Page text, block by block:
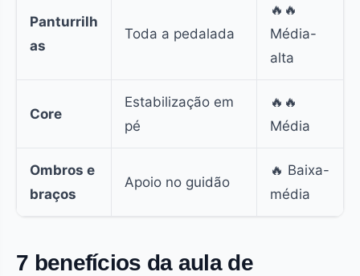
Panturrilh
as
Toda a pedalada
🔥🔥
Média-
alta
Core
Estabilização em
pé
🔥🔥
Média
Ombros e
braços
Apoio no guidão
🔥 Baixa-
média
7 benefícios da aula de